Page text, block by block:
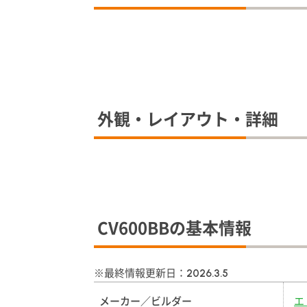
外観・レイアウト・詳細
CV600BBの基本情報
※最終情報更新日： 2026.3.5
メーカー／ビルダー エ